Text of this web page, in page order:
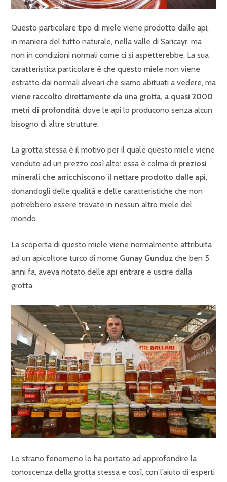
Questo particolare tipo di miele viene prodotto dalle api,
in maniera del tutto naturale, nella valle di Saricayr, ma
non in condizioni normali come ci si aspetterebbe. La sua
caratteristica particolare è che questo miele non viene
estratto dai normali alveari che siamo abituati a vedere, ma
viene raccolto direttamente da una grotta, a quasi 2000
metri di profondità, dove le api lo producono senza alcun
bisogno di altre strutture.
La grotta stessa è il motivo per il quale questo miele viene
venduto ad un prezzo così alto: essa è colma di preziosi
minerali che arricchiscono il nettare prodotto dalle api,
donandogli delle qualità e delle caratteristiche che non
potrebbero essere trovate in nessun altro miele del
mondo.
La scoperta di questo miele viene normalmente attribuita
ad un apicoltore turco di nome Gunay Gunduz che ben 5
anni fa, aveva notato delle api entrare e uscire dalla
grotta.
Lo strano fenomeno lo ha portato ad approfondire la
conoscenza della grotta stessa e così, con l’aiuto di esperti